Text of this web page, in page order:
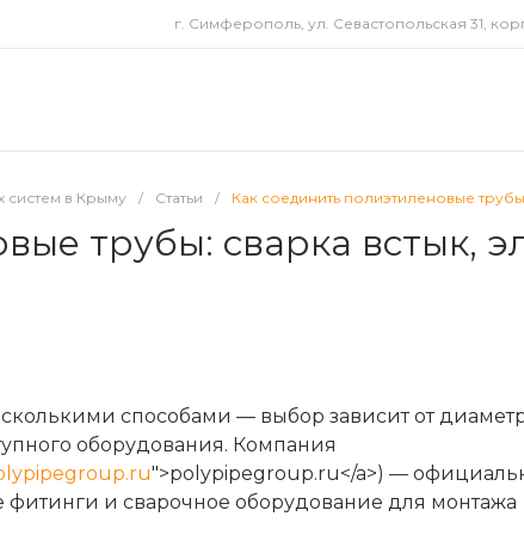
г. Симферополь, ул. Севастопольская 31,
систем в Крыму / Статьи / Как соединить полиэтиленовые
трубы: сварка встык,
способами — выбор зависит от
оборудования. Компания
">polypipegroup.ru</a>) —
и сварочное оборудование для монтажа